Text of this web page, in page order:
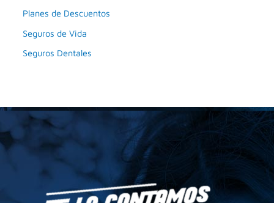
Planes de Descuentos
Seguros de Vida
Seguros Dentales